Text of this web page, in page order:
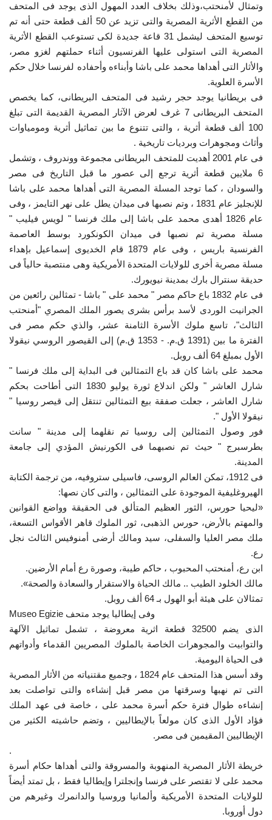
وتمثال لأمنحتب،وذلك بخلاف العدد المهول الذى يوجد فى المتحف
من القطع الأثرية المصرية والتى تزيد عن 50 ألف قطعة حتى أنه تم
توسيع المتحف ليشمل 31 قاعة جديدة لكى تستوعب القطع الأثرية
المصرية التى استولى عليها الفرنسيون أثناء حملتهم لغزو مصر،
والأثار التى أهداها محمد على باشا وأبناءه وأحفاده لفرنسا خلال حكم
الأسرة العلوية.
فى بريطانيا يوجد حجر رشيد فى المتحف البريطانى، كما يخصص
المتحف البريطانى 7 غرف لعرض الآثار المصرية القديمة التى تبلغ
100 ألف قطعة أثرية ، والتى تتنوع ما بين تماثيل أثرية ومومياوات
وأثاث ومجوهرات وبرديات تاريخية .
فى عام 2001 أهديت للمتحف البريطانى مجموعة ووندروف ، وتشمل
6 ملايين قطعة أثرية ترجع إلى عصور ما قبل التاريخ فى مصر
والسودان ، كما توجد المسلة المصرية التى أهداها محمد على باشا
للإنجليز عام 1831 ، وتم نصبها فى ميدان يطل على نهر التايمز ، وفى
عام 1826 أهدى محمد على باشا إلى ملك فرنسا " لويس فيليب "
مسلة مصرية تم نصبها فى ميدان الكونكورد بوسط العاصمة
الفرنسية باريس ، وفى عام 1879 قام الخديوى إسماعيل بإهداء
مسلة مصرية أخرى للولايات المتحدة الأمريكية وهى منتصبة حالياً فى
حديقة سنترال بارك بمدينة نيويورك.
فى عام 1832 باع حاكم مصر " محمد على " باشا - تمثالين رائعين من
الجرانيت الوردى لأسد برأس بشرى يصور الملك المصري "أمنحتب
الثالث"، تاسع ملوك الأسرة الثامنة عشر، والذي حكم مصر فى
الفترة ما بين (1391 ق.م. - 1353 ق.م) إلى القيصور الروسي نيقولا
الأول بمبلغ 64 ألف روبل.
محمد على باشا كان قد باع التمثالين فى البداية إلى ملك فرنسا "
شارل العاشر " ولكن اندلاع ثورة يوليو 1830 التى أطاحت بحكم
شارل العاشر ، جعلت صفقة بيع التمثالين تنتقل إلى قيصر روسيا "
نيقولا الأول ".
فور وصول التمثالين إلى روسيا تم نقلهما إلى مدينة " سانت
بطرسبرج " حيث تم نصبهما فى الكورنيش المؤدي إلى جامعة
المدينة.
فى 1912، تمكن العالم الروسى، فاسيلى ستروفيه، من ترجمة الكتابة
الهيروغليفية الموجودة على التمثالين ، والتى كان نصها:
«ليحيا حورس، الثور العظيم المتألق فى الحقيقة وواضع القوانين
والمهتم بالأرض، حورس الذهبى، ثور الملوك قاهر الأقواس التسعة،
ملك مصر العليا والسفلى، سيد ومالك أرضى أمنوفيس الثالث نجل
رع.
ابن رع، أمنحتب المحبوب ، حاكم طيبة، وصورة رع أمام الأرضين.
مالك الخلود الطيب .. مالك الحياة والاستقرار والسعادة والصحة».
تمثالان على هيئة أبو الهول بـ 64 ألف روبل.
Museo Egizie وفى إيطاليا يوجد متحف
الذى يضم 32500 قطعة اثرية معروضة ، تشمل تماثيل الآلهة
والتوابيت والمجوهرات الخاصة بالملوك المصريين القدماء وأدواتهم
فى الحياة اليومية.
وقد أسس هذا المتحف عام 1824 ، وجميع مقتنياته من الأثار المصرية
التى تم نهبها وسرقتها من مصر قبل إنشاءه والتى تواصلت بعد
إنشاءه طوال فترة حكم أسرة محمد على ، خاصة فى عهد الملك
فؤاد الأول الذى كان مولعاً بالإيطاليين ، وتضم حاشيته الكثير من
الإيطاليين المقيمين فى مصر.
.
خريطة الأثار المصرية المنهوبة والمسروقة والتى أهداها حكام أسرة
محمد على لا تقتصر على فرنسا وإنجلترا وإيطاليا فقط ، بل تمتد أيضاً
للولايات المتحدة الأمريكية وألمانيا وروسيا والدانمرك وغيرهم من
دول أوروبا.